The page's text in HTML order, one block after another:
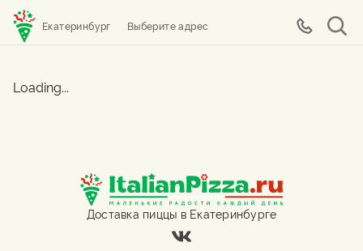
Екатеринбург Выберите адрес
Loading...
Доставка пиццы в Екатеринбурге